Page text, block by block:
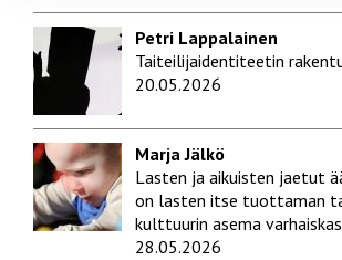
Petri Lappalainen
Taiteilijaidentiteetin
20.05.2026
Marja Jälkö
Lasten ja aikuisten jaetut
on lasten itse tuottaman
kulttuurin asema
28.05.2026